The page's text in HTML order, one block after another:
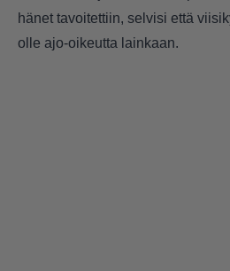
hänet tavoitettiin, selvisi että
olle ajo-oikeutta lainkaan.